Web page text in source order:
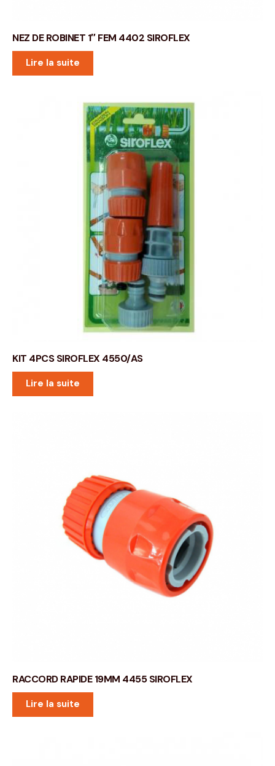
NEZ DE ROBINET 1″ FEM 4402 SIROFLEX
Lire la suite
KIT 4PCS SIROFLEX 4550/AS
Lire la suite
RACCORD RAPIDE 19MM 4455 SIROFLEX
Lire la suite